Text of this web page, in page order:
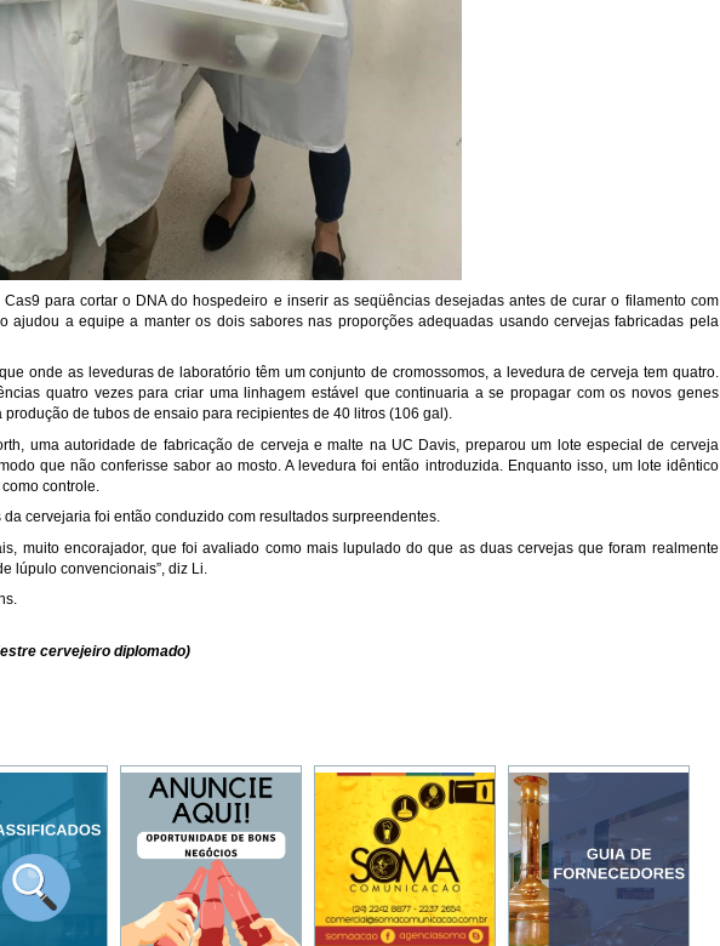
para cortar o DNA do hospedeiro e inserir as seqüências desejadas antes de curar o filamento com
ajudou a equipe a manter os dois sabores nas proporções adequadas usando cervejas fabricadas pela
onde as leveduras de laboratório têm um conjunto de cromossomos, a levedura de cerveja tem quatro.
quatro vezes para criar uma linhagem estável que continuaria a se propagar com os novos genes
de tubos de ensaio para recipientes de 40 litros (106 gal).
uma autoridade de fabricação de cerveja e malte na UC Davis, preparou um lote especial de cerveja
que não conferisse sabor ao mosto. A levedura foi então introduzida. Enquanto isso, um lote idêntico
controle.
cervejaria foi então conduzido com resultados surpreendentes.
muito encorajador, que foi avaliado como mais lupulado do que as duas cervejas que foram realmente
lúpulo convencionais”, diz Li.
cervejeiro diplomado)